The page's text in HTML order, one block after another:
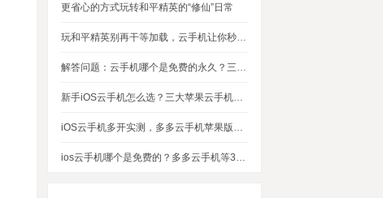
更省心的方式玩转和平精英的“修仙”日常
玩和平精英别再干等加载，云手机让你秒玩游戏进战场
解答问题：云手机哪个是免费的永久？三大免费永久正版云手机对比
新手iOS云手机怎么选？三大苹果云手机知名品牌性能对比测评
iOS云手机多开实测，多多云手机苹果版最多可同时运行多少台？
ios云手机哪个是免费的？多多云手机等3大品牌对比测评，告诉你免费ios云手机的真相